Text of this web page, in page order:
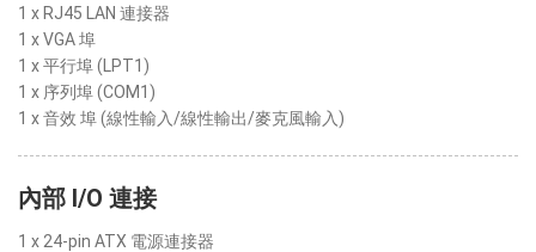
1 x RJ45 LAN 連接器
1 x VGA 埠
1 x 平行埠 (LPT1)
1 x 序列埠 (COM1)
1 x 音效 埠 (線性輸入/線性輸出/麥克風輸入)
內部 I/O 連接
1 x 24-pin ATX 電源連接器